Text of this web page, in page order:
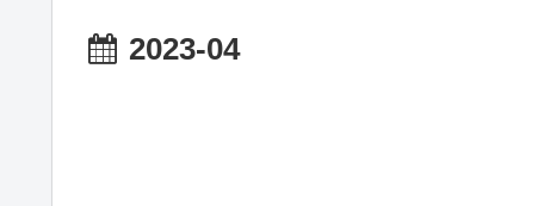
2023-04